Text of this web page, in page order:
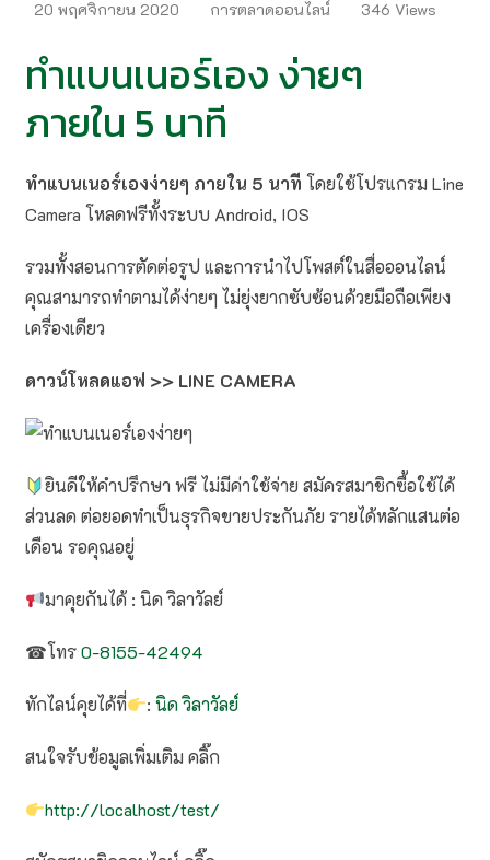
20 พฤศจิกายน 2020 การตลาดออนไลน์ 346 Views
ทำแบนเนอร์เอง ง่ายๆ
ภายใน 5 นาที
ทำแบนเนอร์เองง่ายๆ ภายใน 5 นาที โดยใช้โปรแกรม Line
Camera โหลดฟรีทั้งระบบ Android, IOS
รวมทั้งสอนการตัดต่อรูป และการนำไปโพสต์ในสื่อออนไลน์
คุณสามารถทำตามได้ง่ายๆ ไม่ยุ่งยากซับซ้อนด้วยมือถือเพียง
เครื่องเดียว
ดาวน์โหลดแอฟ >> LINE CAMERA
ยินดีให้คำปรึกษา ฟรี ไม่มีค่าใช้จ่าย สมัครสมาชิกซื้อใช้ได้
ส่วนลด ต่อยอดทำเป็นธุรกิจขายประกันภัย รายได้หลักแสนต่อ
เดือน รอคุณอยู่
มาคุยกันได้ : นิด วิลาวัลย์
☎โทร0-8155-42494
ทักไลน์คุยได้ที่ :นิด วิลาวัลย์
สนใจรับข้อมูลเพิ่มเติม คลิ๊ก
http://localhost/test/